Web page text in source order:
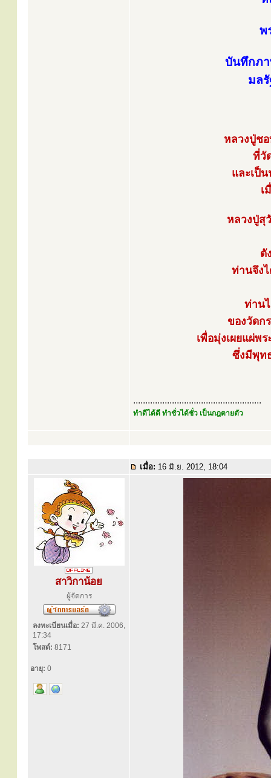
พ
บันทึกภา
มล
หลวงปู่ช
ที่วั
และเป็
เ
หลวงปู่สุ
ดั
ท่านจึง
ท่าน
ของวัดก
เพื่อมุ่งเผยแผ่พ
ซึ่งมีพุท
.....................................................
ทำดีได้ดี ทำชั่วได้ชั่ว เป็นกฎตายตัว
เมื่อ: 16 มิ.ย. 2012, 18:04
สาวิกาน้อย
ผู้จัดการ
ลงทะเบียนเมื่อ: 27 มี.ค. 2006,
17:34
โพสต์: 8171
อายุ: 0